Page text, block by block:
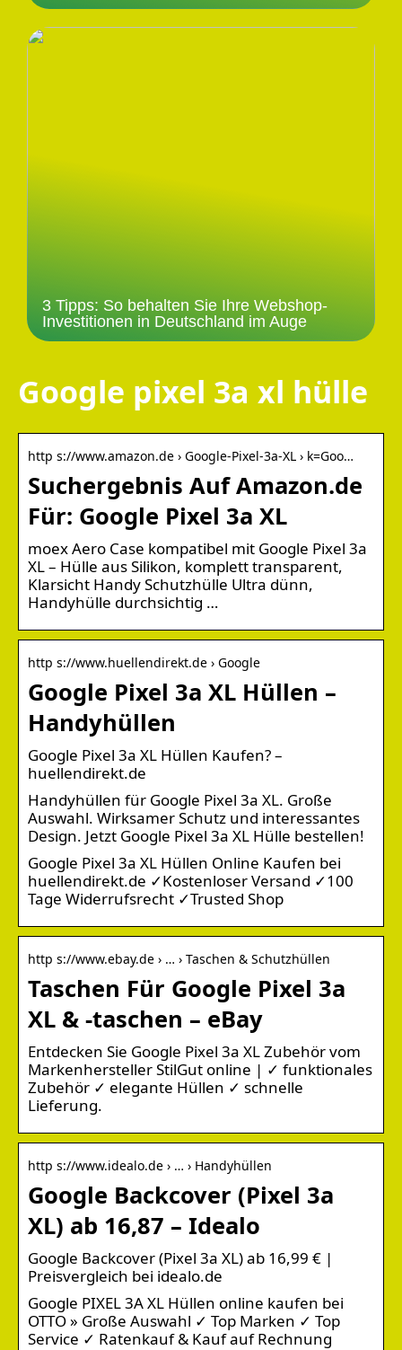
3 Tipps: So behalten Sie Ihre Webshop-
Investitionen in Deutschland im Auge
Google pixel 3a xl hülle
http s://www.amazon.de › Google-Pixel-3a-XL › k=Goo…
Suchergebnis Auf Amazon.de
Für: Google Pixel 3a XL
moex Aero Case kompatibel mit Google Pixel 3a
XL – Hülle aus Silikon, komplett transparent,
Klarsicht Handy Schutzhülle Ultra dünn,
Handyhülle durchsichtig …
http s://www.huellendirekt.de › Google
Google Pixel 3a XL Hüllen –
Handyhüllen
Google Pixel 3a XL Hüllen Kaufen? –
huellendirekt.de
Handyhüllen für Google Pixel 3a XL. Große
Auswahl. Wirksamer Schutz und interessantes
Design. Jetzt Google Pixel 3a XL Hülle bestellen!
Google Pixel 3a XL Hüllen Online Kaufen bei
huellendirekt.de ✓Kostenloser Versand ✓100
Tage Widerrufsrecht ✓Trusted Shop
http s://www.ebay.de › … › Taschen & Schutzhüllen
Taschen Für Google Pixel 3a
XL & -taschen – eBay
Entdecken Sie Google Pixel 3a XL Zubehör vom
Markenhersteller StilGut online | ✓ funktionales
Zubehör ✓ elegante Hüllen ✓ schnelle
Lieferung.
http s://www.idealo.de › … › Handyhüllen
Google Backcover (Pixel 3a
XL) ab 16,87 – Idealo
Google Backcover (Pixel 3a XL) ab 16,99 € |
Preisvergleich bei idealo.de
Google PIXEL 3A XL Hüllen online kaufen bei
OTTO » Große Auswahl ✓ Top Marken ✓ Top
Service ✓ Ratenkauf & Kauf auf Rechnung